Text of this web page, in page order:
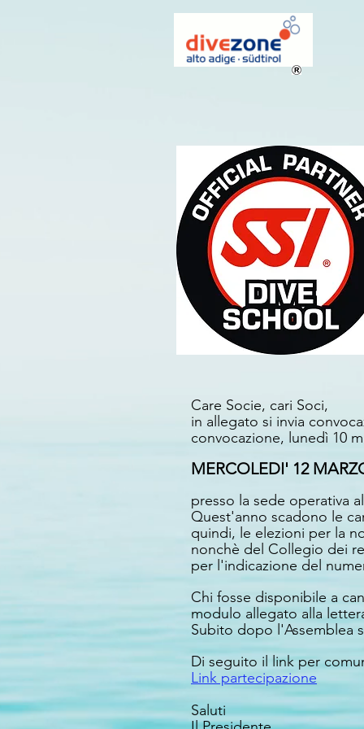
Care Socie, cari Soci,
in allegato si invia
convocazione, lunedì 10
MERCOLEDI' 12
presso la sede operativa
Quest'anno scadono le
quindi, le elezioni per la
nonchè del Collegio dei
per l'indicazione del
Chi fosse disponibile a
modulo allegato alla
Subito dopo l'Assemblea
Di seguito il link per
Link partecipazione
Saluti